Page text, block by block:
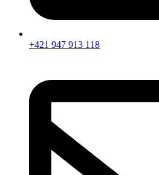
+421 947 913 118